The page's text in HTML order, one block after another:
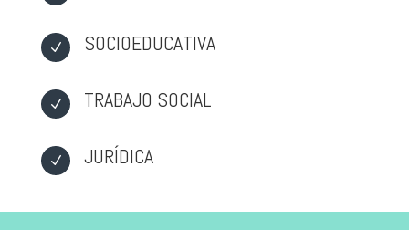
N SOCIOEDUCATIVA
N TRABAJO SOCIAL
N JURÍDICA